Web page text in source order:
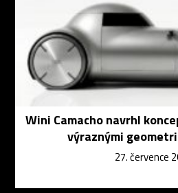
Wini Camacho navrhl
výraznými
27. července